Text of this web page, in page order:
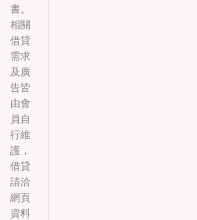
書。
相關
借貸
需求
及廣
告皆
由會
員自
行維
護，
借貸
請洽
網頁
資料